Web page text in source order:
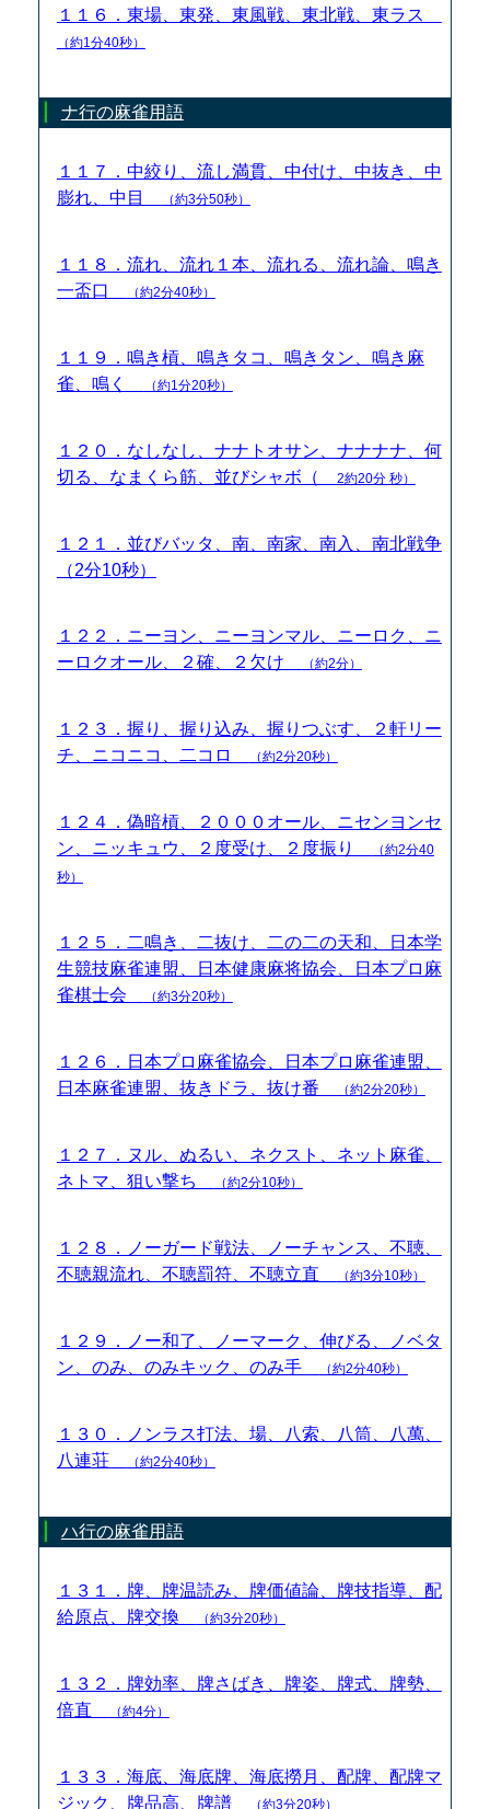
１１６．東場、東発、東風戦、東北戦、東ラス
（約1分40秒）
ナ行の麻雀用語
１１７．中絞り、流し満貫、中付け、中抜き、中
膨れ、中目
（約3分50秒）
１１８．流れ、流れ１本、流れる、流れ論、鳴き
一盃口
（約2分40秒）
１１９．鳴き槓、鳴きタコ、鳴きタン、鳴き麻
雀、鳴く
（約1分20秒）
１２０．なしなし、ナナトオサン、ナナナナ、何
切る、なまくら筋、並びシャボ（
2約20分 秒）
１２１．並びバッタ、南、南家、南入、南北戦争
（2分10秒）
１２２．ニーヨン、ニーヨンマル、ニーロク、ニ
ーロクオール、２確、２欠け
（約2分）
１２３．握り、握り込み、握りつぶす、２軒リー
チ、ニコニコ、二コロ
（約2分20秒）
１２４．偽暗槓、２０００オール、ニセンヨンセ
ン、ニッキュウ、２度受け、２度振り
（約2分40
秒）
１２５．二鳴き、二抜け、二の二の天和、日本学
生競技麻雀連盟、日本健康麻将協会、日本プロ麻
雀棋士会
（約3分20秒）
１２６．日本プロ麻雀協会、日本プロ麻雀連盟、
日本麻雀連盟、抜きドラ、抜け番
（約2分20秒）
１２７．ヌル、ぬるい、ネクスト、ネット麻雀、
ネトマ、狙い撃ち
（約2分10秒）
１２８．ノーガード戦法、ノーチャンス、不聴、
不聴親流れ、不聴罰符、不聴立直
（約3分10秒）
１２９．ノー和了、ノーマーク、伸びる、ノベタ
ン、のみ、のみキック、のみ手
（約2分40秒）
１３０．ノンラス打法、場、八索、八筒、八萬、
八連荘
（約2分40秒）
ハ行の麻雀用語
１３１．牌、牌温読み、牌価値論、牌技指導、配
給原点、牌交換
（約3分20秒）
１３２．牌効率、牌さばき、牌姿、牌式、牌勢、
倍直
（約4分）
１３３．海底、海底牌、海底撈月、配牌、配牌マ
ジック、牌品高、牌譜
（約3分20秒）